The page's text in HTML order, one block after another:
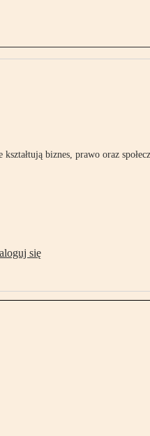
biznes, prawo oraz
się